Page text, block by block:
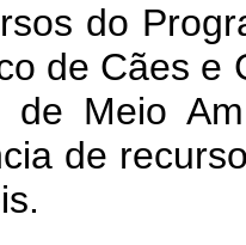
do
de Cães e
de Meio
de